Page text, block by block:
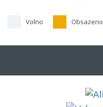
Volno Obsazeno